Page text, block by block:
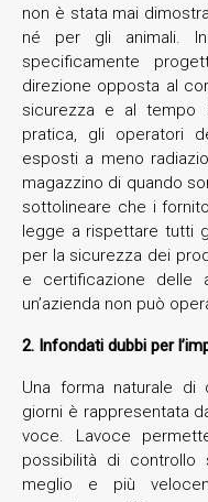
non è stata mai
né per gli animali.
specificamente
direzione opposta al
sicurezza e al tempo
pratica, gli operatori
esposti a meno
magazzino di quando
sottolineare che i
legge a rispettare tutti
per la sicurezza dei
e certificazione delle
un’azienda non può
2. Infondati dubbi per
Una forma naturale di
giorni è rappresentata
voce. Lavoce
possibilità di controllo
meglio e più